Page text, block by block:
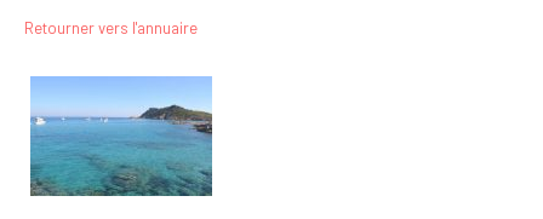
Retourner vers l'annuaire